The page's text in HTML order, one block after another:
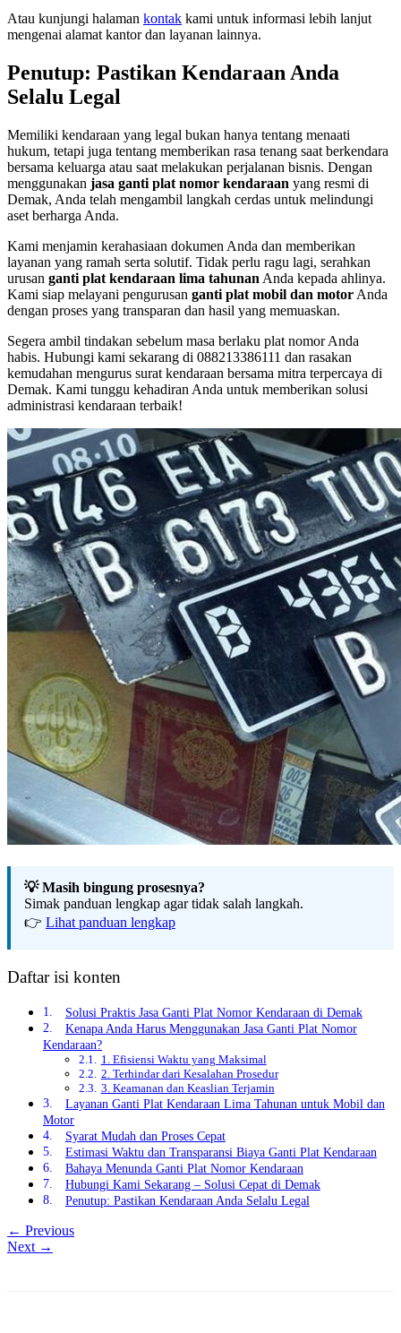
Atau kunjungi halaman kontak kami untuk informasi lebih lanjut
mengenai alamat kantor dan layanan lainnya.
Penutup: Pastikan Kendaraan Anda
Selalu Legal
Memiliki kendaraan yang legal bukan hanya tentang menaati
hukum, tetapi juga tentang memberikan rasa tenang saat berkendara
bersama keluarga atau saat melakukan perjalanan bisnis. Dengan
menggunakan jasa ganti plat nomor kendaraan yang resmi di
Demak, Anda telah mengambil langkah cerdas untuk melindungi
aset berharga Anda.
Kami menjamin kerahasiaan dokumen Anda dan memberikan
layanan yang ramah serta solutif. Tidak perlu ragu lagi, serahkan
urusan ganti plat kendaraan lima tahunan Anda kepada ahlinya.
Kami siap melayani pengurusan ganti plat mobil dan motor Anda
dengan proses yang transparan dan hasil yang memuaskan.
Segera ambil tindakan sebelum masa berlaku plat nomor Anda
habis. Hubungi kami sekarang di 088213386111 dan rasakan
kemudahan mengurus surat kendaraan bersama mitra terpercaya di
Demak. Kami tunggu kehadiran Anda untuk memberikan solusi
administrasi kendaraan terbaik!
💡 Masih bingung prosesnya?
Simak panduan lengkap agar tidak salah langkah.
👉 Lihat panduan lengkap
Daftar isi konten
Solusi Praktis Jasa Ganti Plat Nomor Kendaraan di Demak
Kenapa Anda Harus Menggunakan Jasa Ganti Plat Nomor
Kendaraan?
1. Efisiensi Waktu yang Maksimal
2. Terhindar dari Kesalahan Prosedur
3. Keamanan dan Keaslian Terjamin
Layanan Ganti Plat Kendaraan Lima Tahunan untuk Mobil dan
Motor
Syarat Mudah dan Proses Cepat
Estimasi Waktu dan Transparansi Biaya Ganti Plat Kendaraan
Bahaya Menunda Ganti Plat Nomor Kendaraan
Hubungi Kami Sekarang – Solusi Cepat di Demak
Penutup: Pastikan Kendaraan Anda Selalu Legal
← Previous
Next →